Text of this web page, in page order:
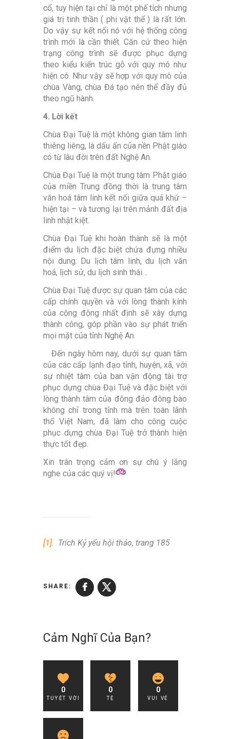
cổ, tuy hiện tại chỉ là một phế tích nhưng
giá trị tinh thần ( phi vật thể ) là rất lớn.
Do vậy sự kết nối nó với hệ thống công
trình mới là cần thiết. Căn cứ theo hiện
trạng công trình sẽ được phục dựng
theo kiểu kiến trúc gỗ với quy mô như
hiện có. Như vậy sẽ hợp với quy mô của
chùa Vàng, chùa Đá tạo nên thể đầy đủ
theo ngũ hành.
4. Lời kết
Chùa Đại Tuệ là một không gian tâm linh
thiêng liêng, là dấu ấn của nền Phật giáo
có từ lâu đời trên đất Nghệ An.
Chùa Đại Tuệ là một trung tâm Phật giáo
của miền Trung đồng thời là trung tâm
văn hoá tâm linh kết nối giữa quá khứ –
hiện tại – và tương lại trên mảnh đất địa
linh nhật kiệt.
Chùa Đại Tuệ khi hoàn thành sẽ là một
điểm du lịch đặc biệt chứa đựng nhiều
nội dung: Du lịch tâm linh, du lịch văn
hoá, lịch sử, du lịch sinh thái…
Chùa Đại Tuệ được sự quan tâm của các
cấp chính quyền và với lòng thành kính
của cộng động nhất định sẽ xây dựng
thành công, góp phần vào sự phát triển
mọi mặt của tỉnh Nghệ An.
Đến ngày hôm nay, dưới sự quan tâm
của các cấp lạnh đạo tỉnh, huyện, xã, với
sự nhiệt tâm của ban vận động tài trợ
phục dựng chùa Đại Tuệ và đặc biệt với
lòng thành tâm của đông đảo đông bào
không chỉ trong tỉnh mà trên toàn lãnh
thổ Việt Nam, đã làm cho công cuộc
phục dựng chùa Đại Tuệ trở thành hiện
thực tốt đẹp.
Xin trân trọng cảm ơn sự chú ý lắng
nghe của các quý vị!
[1]. Trích Kỷ yếu hội thảo, trang 185
SHARE:
Cảm Nghĩ Của Bạn?
0
TUYỆT VỜI
0
TỆ
0
VUI VẺ